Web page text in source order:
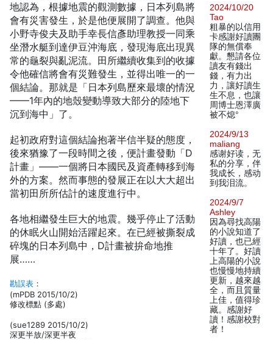
地認為，根據地震的觀測數據，日本列島將
會有災害發生，於是他便展開了調查。他與
小野寺俊夫及助手幸長信彥助理教授一同乘
坐潛水艇到達伊豆沖海底，發現海底出現異
常的龜裂與亂泥流。田所繼續收集到的收據
令他確信將會有災難發生，並得出唯一的一
個結論。那就是「日本列島歷來最壞的情況
——1年內的地殼變動導致大部分的陸地下
沉到海中」了。
起初政府對這個結論抱著半信半疑的態度，
後來猶豫了一段時間之後，便計畫發動「D
計畫」——一個將日本國民及資產轉移到海
外的方案。然而事態的發展正在以大大超出
當初田所所估計的速度進行中。
各地相繼發生巨大的地震。幾乎停止了活動
的休眠火山開始活躍起來。在已經被撕裂成
碎塊的日本列島中，D計畫被拚命地推
展……
勘誤表 ：
(mPDB 2015/10/2)
修改標點 (多處)
(sue1289 2015/10/2)
深更半放/深更半夜
2024/10/20
Tao
粗暴的以信用
卡感謝好讀團
隊的無償奉
獻。懇請各位
讀友有錢出
錢，有力出
力，讓好讀生
生不息，也讓
周博士恩澤廣
被不熄°
2024/9/13
maliang
感谢好读，无
私的分享，伴
我成长，感动
到我泪流。
2024/9/7
Ashley
因為尋找高陽
的小說知道了
好讀，也已經
十年了。好讀
上高陽的小說
也慢慢地持續
更新，越來越
全，而且質量
上佳，值得珍
藏。感謝好
讀！感謝校對
者！